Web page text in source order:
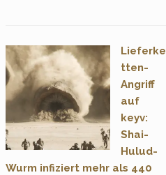
Lieferke
tten-
Angriff
auf
keyv:
Shai-
Hulud-
Wurm infiziert mehr als 440